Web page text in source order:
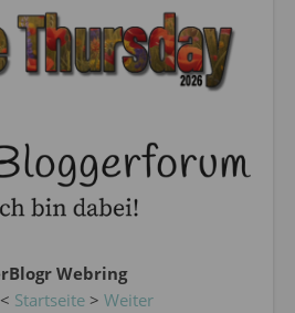
Webring
< Startseite> Weiter